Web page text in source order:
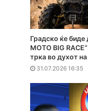
Градско ќе биде
MOTO BIG
трка во духот
31.07.2026 16:35